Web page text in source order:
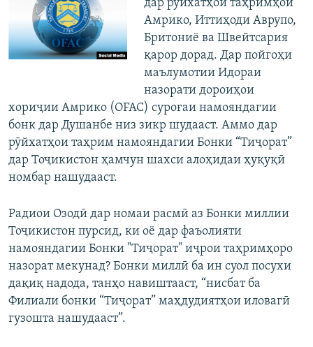
дар рӯйхатҳои таҳримҳои
Амрико, Иттиҳоди Аврупо,
Бритониё ва Швейтсария
қарор дорад. Дар пойгоҳи
маълумотии Идораи
назорати дороиҳои
хориҷии Амрико (OFAC) суроғаи намояндагии
бонк дар Душанбе низ зикр шудааст. Аммо дар
рӯйхатҳои таҳрим намояндагии Бонки “Тиҷорат”
дар Тоҷикистон ҳамчун шахси алоҳидаи ҳуқуқӣ
номбар нашудааст.
Радиои Озодӣ дар номаи расмӣ аз Бонки миллии
Тоҷикистон пурсид, ки оё дар фаъолияти
намояндагии Бонки "Тиҷорат" иҷрои таҳримҳоро
назорат мекунад? Бонки миллӣ ба ин суол посухи
дақиқ надода, танҳо навиштааст, “нисбат ба
Филиали бонки “Тиҷорат” маҳдудиятҳои иловагӣ
гузошта нашудааст”.